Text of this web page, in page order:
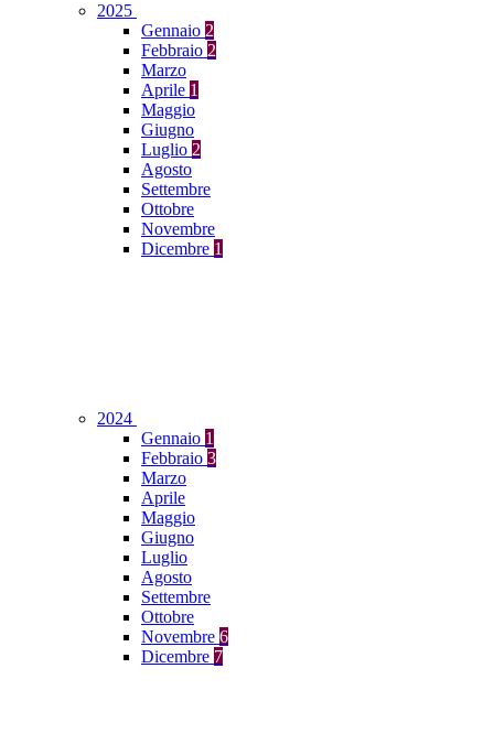
2025
Gennaio 2
Febbraio 2
Marzo
Aprile 1
Maggio
Giugno
Luglio 2
Agosto
Settembre
Ottobre
Novembre
Dicembre 1
2024
Gennaio 1
Febbraio 3
Marzo
Aprile
Maggio
Giugno
Luglio
Agosto
Settembre
Ottobre
Novembre 6
Dicembre 7